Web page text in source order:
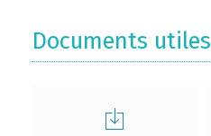
Documents utiles